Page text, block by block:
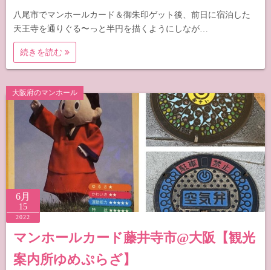
八尾市でマンホールカード＆御朱印ゲット後、前日に宿泊した
天王寺を通りぐる〜っと半円を描くようにしなが…
続きを読む
大阪府のマンホール
6月
15
2022
マンホールカード藤井寺市@大阪【観光
案内所ゆめぷらざ】